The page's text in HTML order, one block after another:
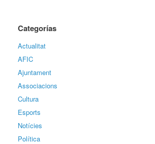
Categorías
Actualitat
AFIC
Ajuntament
Associacions
Cultura
Esports
Notícies
Política